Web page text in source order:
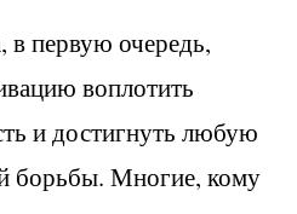
в первую очередь,
воплотить
и достигнуть любую
борьбы. Многие, кому